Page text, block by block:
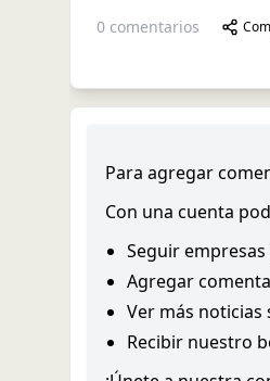
0 comentarios
Para agregar
Con una cuenta
Seguir
Agregar
Ver más noticias
Recibir nuestro